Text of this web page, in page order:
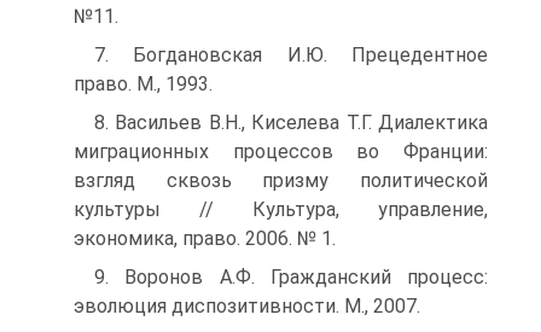
№11.
7. Богдановская И.Ю. Прецедентное
право. М., 1993.
8. Васильев В.Н., Киселева Т.Г. Диалектика
миграционных процессов во Франции:
взгляд сквозь призму политической
культуры // Культура, управление,
экономика, право. 2006. № 1.
9. Воронов А.Ф. Гражданский процесс:
эволюция диспозитивности. М., 2007.